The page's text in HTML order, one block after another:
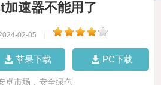
速器不能用了
02-05
苹果下载 PC下载
卓市场，安全绿色